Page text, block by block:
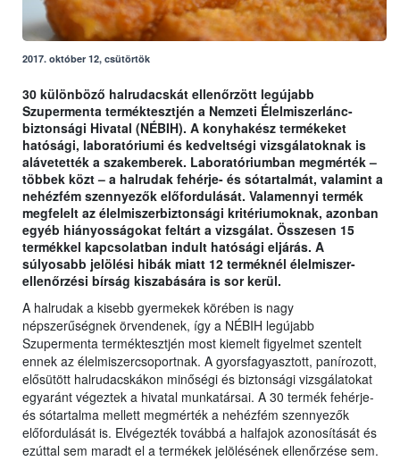
2017. október 12, csütörtök
30 különböző halrudacskát ellenőrzött legújabb
Szupermenta terméktesztjén a Nemzeti Élelmiszerlánc-
biztonsági Hivatal (NÉBIH). A konyhakész termékeket
hatósági, laboratóriumi és kedveltségi vizsgálatoknak is
alávetették a szakemberek. Laboratóriumban megmérték –
többek közt – a halrudak fehérje- és sótartalmát, valamint a
nehézfém szennyezők előfordulását. Valamennyi termék
megfelelt az élelmiszerbiztonsági kritériumoknak, azonban
egyéb hiányosságokat feltárt a vizsgálat. Összesen 15
termékkel kapcsolatban indult hatósági eljárás. A
súlyosabb jelölési hibák miatt 12 terméknél élelmiszer-
ellenőrzési bírság kiszabására is sor kerül.
A halrudak a kisebb gyermekek körében is nagy
népszerűségnek örvendenek, így a NÉBIH legújabb
Szupermenta terméktesztjén most kiemelt figyelmet szentelt
ennek az élelmiszercsoportnak. A gyorsfagyasztott, panírozott,
elősütött halrudacskákon minőségi és biztonsági vizsgálatokat
egyaránt végeztek a hivatal munkatársai. A 30 termék fehérje-
és sótartalma mellett megmérték a nehézfém szennyezők
előfordulását is. Elvégezték továbbá a halfajok azonosítását és
ezúttal sem maradt el a termékek jelölésének ellenőrzése sem.